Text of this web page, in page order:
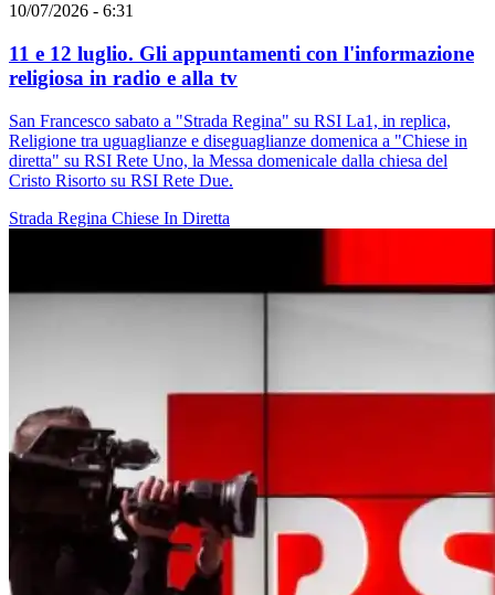
10/07/2026 - 6:31
11 e 12 luglio. Gli appuntamenti con l'informazione
religiosa in radio e alla tv
San Francesco sabato a "Strada Regina" su RSI La1, in replica,
Religione tra uguaglianze e diseguaglianze domenica a "Chiese in
diretta" su RSI Rete Uno, la Messa domenicale dalla chiesa del
Cristo Risorto su RSI Rete Due.
Strada Regina Chiese In Diretta